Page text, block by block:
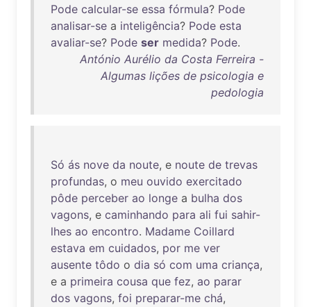
Pode calcular-se essa fórmula? Pode
analisar-se a inteligência? Pode esta
avaliar-se? Pode ser medida? Pode.
António Aurélio da Costa Ferreira -
Algumas lições de psicologia e
pedologia
Só ás nove da noute, e noute de trevas
profundas, o meu ouvido exercitado
pôde perceber ao longe a bulha dos
vagons, e caminhando para ali fui sahir-
lhes ao encontro. Madame Coillard
estava em cuidados, por me ver
ausente tôdo o dia só com uma criança,
e a primeira cousa que fez, ao parar
dos vagons, foi preparar-me chá,